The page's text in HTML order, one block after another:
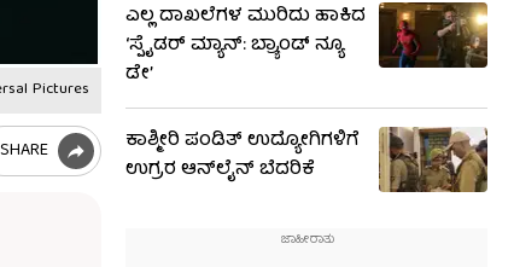
Pictures
SHARE
ಎಲ್ಲ ದಾಖಲೆಗಳ ಮುರಿದು ಹಾಕಿದ
‘ಸ್ಪೈಡರ್ ಮ್ಯಾನ್: ಬ್ರ್ಯಾಂಡ್ ನ್ಯೂ
ಡೇ’
ಕಾಶ್ಮೀರಿ ಪಂಡಿತ್ ಉದ್ಯೋಗಿಗಳಿಗೆ
ಉಗ್ರರ ಆನ್​ಲೈನ್ ಬೆದರಿಕೆ